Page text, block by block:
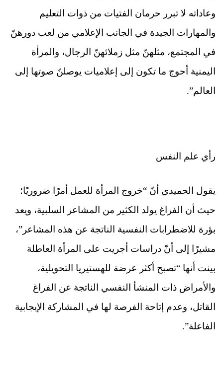
وعاداته لا تبرر حرمان الفتيات من ذوات التعليم
والمهارات الجيدة في الجانب الإعلامي من لعب دورهنّ
في المجتمع، مثلهنّ مثل زملائهنّ الرجال، والمرأة
اليمنية أحوج ما تكون إلى إعلاميات يوصلنّ صوتها إلى
العالم”.
رأي علم النفس
يقول الحميدي أنّ “خروج المرأة للعمل أمرًا ضروريًا؛
حيث أن الفراغ يولد الكثير من المشاعر السلبية، ويعد
بؤرة للاضطرابات النفسية الناتجة عن هذه المشاعر”،
مشيرًا إلى أنّ دراسات أجريت على المرأة العاطلة
بينت أنها “تصبح أكثر عرضة للهستيريا التحويلية،
والأمراض ذات المنشأ النفسي الناتجة عن الفراغ
القاتل، وعدم إتاحة الفرصة لها في المشاركة الإيجابية
الفاعلة”.